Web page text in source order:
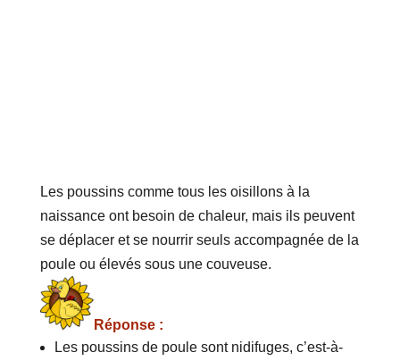
Les poussins comme tous les oisillons à la
naissance ont besoin de chaleur, mais ils peuvent
se déplacer et se nourrir seuls accompagnée de la
poule ou élevés sous une couveuse.
Réponse :
Les poussins de poule sont nidifuges, c’est-à-